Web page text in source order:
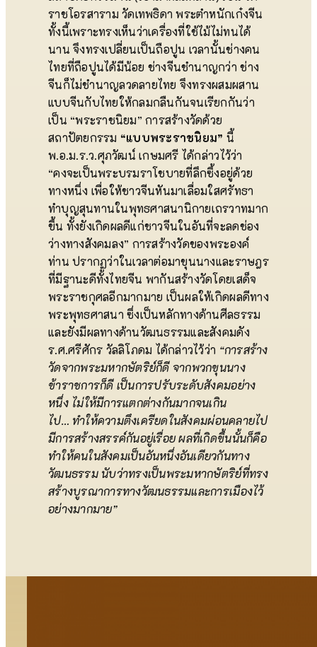
ราชโอรสาราม วัดเทพธิดา พระตำหนักเก๋งจีน
ทั้งนี้เพราะทรงเห็นว่าเครื่องที่ใช้ไม้ไม่ทนได้
นาน จึงทรงเปลี่ยนเป็นถือปูน เวลานั้นช่างคน
ไทยที่ถือปูนได้มีน้อย ช่างจีนชำนาญกว่า ช่าง
จีนก็ไม่ชำนาญลวดลายไทย จึงทรงผสมผสาน
แบบจีนกับไทยให้กลมกลืนกันจนเรียกกันว่า
เป็น “พระราชนิยม” การสร้างวัดด้วย
สถาปัตยกรรม “แบบพระราชนิยม” นี้
พ.อ.ม.ร.ว.ศุภวัฒน์ เกษมศรี ได้กล่าวไว้ว่า
“คงจะเป็นพระบรมราโชบายที่ลึกซึ้งอยู่ด้วย
ทางหนึ่ง เพื่อให้ชาวจีนหันมาเลื่อมใสศรัทธา
ทำบุญสุนทานในพุทธศาสนานิกายเถรวาทมาก
ขึ้น ทั้งยังเกิดผลดีแก่ชาวจีนในอันที่จะลดช่อง
ว่างทางสังคมลง” การสร้างวัดของพระองค์
ท่าน ปรากฏว่าในเวลาต่อมาขุนนางและราษฎร
ที่มีฐานะดีทั้งไทยจีน พากันสร้างวัดโดยเสด็จ
พระราชกุศลอีกมากมาย เป็นผลให้เกิดผลดีทาง
พระพุทธศาสนา ซึ่งเป็นหลักทางด้านศีลธรรม
และยังมีผลทางด้านวัฒนธรรมและสังคมดัง
ร.ศ.ศรีศักร วัลลิโภดม ได้กล่าวไว้ว่า “การสร้าง
วัดจากพระมหากษัตริย์ก็ดี จากพวกขุนนาง
ข้าราชการก็ดี เป็นการปรับระดับสังคมอย่าง
หนึ่ง ไม่ให้มีการแตกต่างกันมากจนเกิน
ไป… ทำให้ความตึงเครียดในสังคมผ่อนคลายไป
มีการสร้างสรรค์กันอยู่เรื่อย ผลที่เกิดขึ้นนั้นก็คือ
ทำให้คนในสังคมเป็นอันหนึ่งอันเดียวกันทาง
วัฒนธรรม นับว่าทรงเป็นพระมหากษัตริย์ที่ทรง
สร้างบูรณาการทางวัฒนธรรมและการเมืองไว้
อย่างมากมาย”